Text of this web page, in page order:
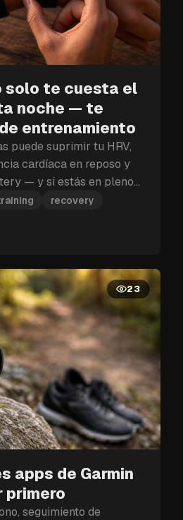
solo te cuesta el
noche — te
entrenamiento
puede suprimir tu HRV,
cardíaca en reposo y
— y si estás en pleno
ese golpe a la
costarte más que un solo
recovery
23
apps de Garmin
primero
seguimiento de